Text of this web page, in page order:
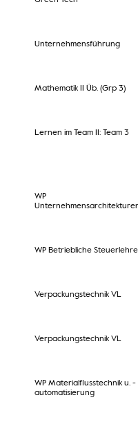
Unternehmensführung
Mathematik II Üb. (Grp 3)
Lernen im Team II: Team 3
WP
WP Betriebliche Steuerlehre
Verpackungstechnik VL
Verpackungstechnik VL
WP Materialflusstechnik u. -
automatisierung